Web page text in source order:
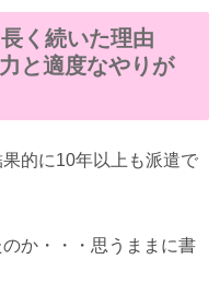
く続いた理由
と適度なやりが
的に10年以上も派遣で
か・・・思うままに書